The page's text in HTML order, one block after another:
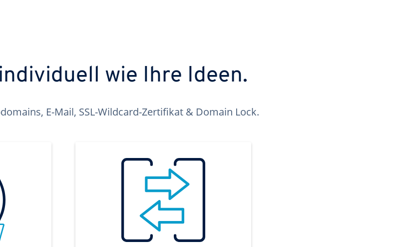
wie Ihre Ideen.
E-Mail, SSL-Wildcard-Zertifikat & Domain Lock.